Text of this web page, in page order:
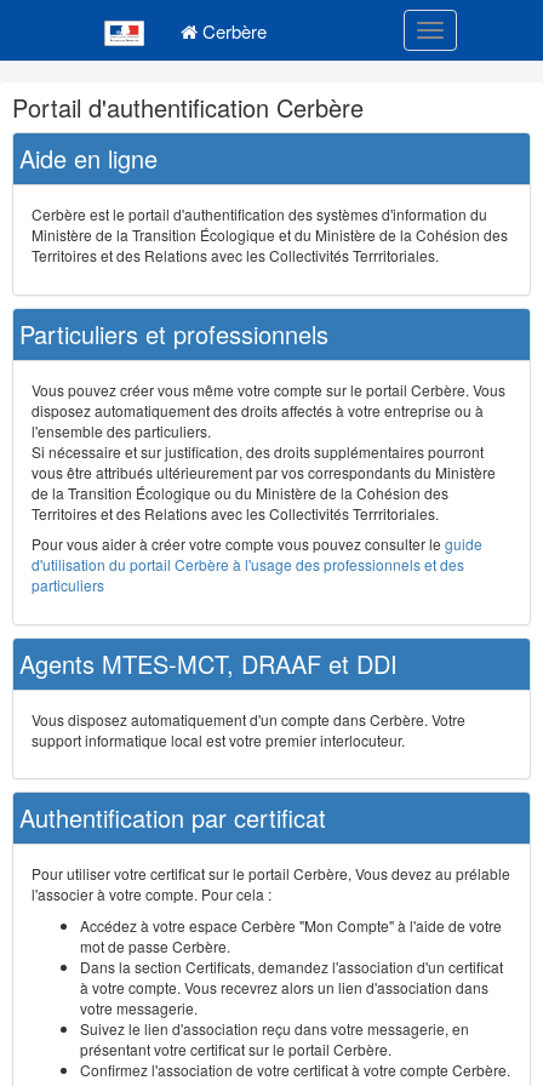
Cerbère Toggle
Navigation
et
outils
annexes
Portail d'authentification Cerbère
Aide en ligne
Cerbère est le portail d'authentification des systèmes d'information du
Ministère de la Transition Écologique et du Ministère de la Cohésion des
Territoires et des Relations avec les Collectivités Terrritoriales.
Particuliers et professionnels
Vous pouvez créer vous même votre compte sur le portail Cerbère. Vous
disposez automatiquement des droits affectés à votre entreprise ou à
l'ensemble des particuliers.
Si nécessaire et sur justification, des droits supplémentaires pourront
vous être attribués ultérieurement par vos correspondants du Ministère
de la Transition Écologique ou du Ministère de la Cohésion des
Territoires et des Relations avec les Collectivités Terrritoriales.
Pour vous aider à créer votre compte vous pouvez consulter le guide
d'utilisation du portail Cerbère à l'usage des professionnels et des
particuliers
Agents MTES-MCT, DRAAF et DDI
Vous disposez automatiquement d'un compte dans Cerbère. Votre
support informatique local est votre premier interlocuteur.
Authentification par certificat
Pour utiliser votre certificat sur le portail Cerbère, Vous devez au prélable
l'associer à votre compte. Pour cela :
Accédez à votre espace Cerbère "Mon Compte" à l'aide de votre
mot de passe Cerbère.
Dans la section Certificats, demandez l'association d'un certificat
à votre compte. Vous recevrez alors un lien d'association dans
votre messagerie.
Suivez le lien d'association reçu dans votre messagerie, en
présentant votre certificat sur le portail Cerbère.
Confirmez l'association de votre certificat à votre compte Cerbère.